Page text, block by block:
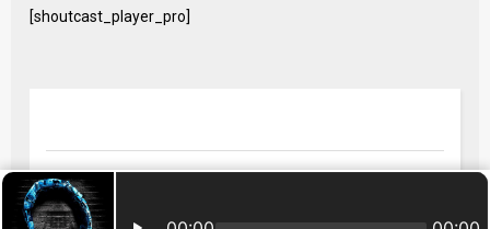
[shoutcast_player_pro]